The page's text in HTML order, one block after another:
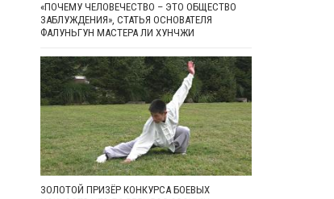
«ПОЧЕМУ ЧЕЛОВЕЧЕСТВО – ЭТО ОБЩЕСТВО
ЗАБЛУЖДЕНИЯ», СТАТЬЯ ОСНОВАТЕЛЯ
ФАЛУНЬГУН МАСТЕРА ЛИ ХУНЧЖИ
ЗОЛОТОЙ ПРИЗЁР КОНКУРСА БОЕВЫХ